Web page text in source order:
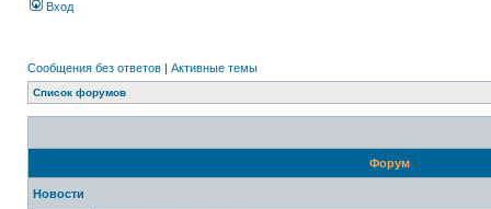
Вход
Сообщения без ответов | Активные темы
Список форумов
Форум
Новости